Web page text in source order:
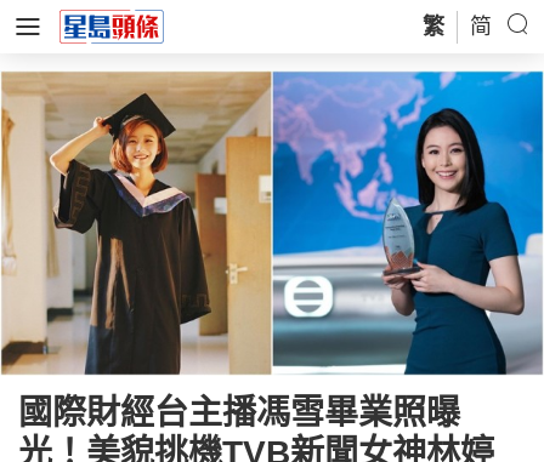
繁 简
國際財經台主播馮雪畢業照曝
光！美貌挑機TVB新聞女神林婷